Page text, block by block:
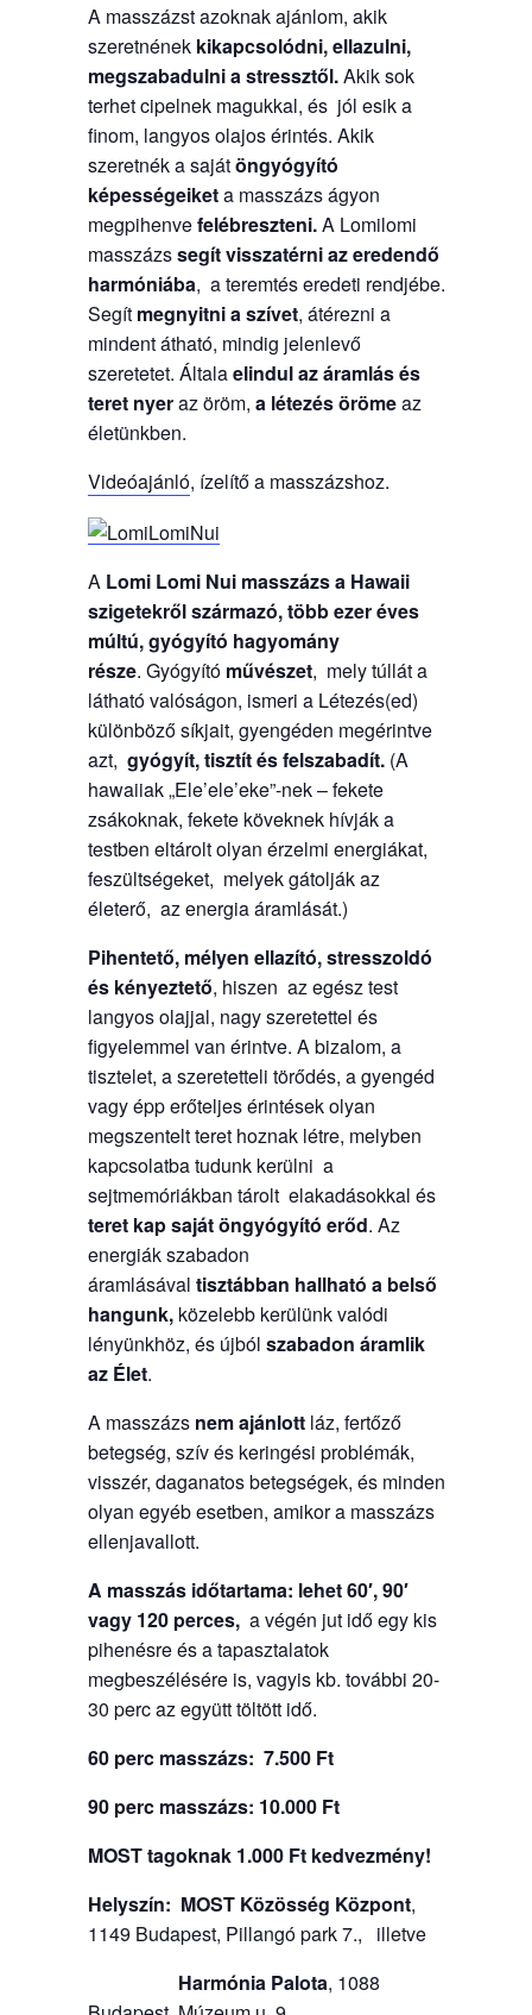
A masszázst azoknak ajánlom, akik
szeretnének kikapcsolódni, ellazulni,
megszabadulni a stressztől.Akik sok
terhet cipelnek magukkal, és jól esik a
finom, langyos olajos érintés. Akik
szeretnék a sajátöngyógyító
képességeiketa masszázs ágyon
megpihenvefelébreszteni.A Lomilomi
masszázssegít visszatérni az eredendő
harmóniába, a teremtés eredeti rendjébe.
Segít megnyitni a szívet, átérezni a
mindent átható, mindig jelenlevő
szeretetet. Általaelindul az áramlás és
teret nyeraz öröm, a létezés örömeaz
életünkben.
Videóajánló, ízelítő a masszázshoz.
A Lomi Lomi Nui masszázs a Hawaii
szigetekről származó, több ezer éves
múltú, gyógyító hagyomány
része. Gyógyító művészet, mely túllát a
látható valóságon, ismeri a Létezés(ed)
különböző síkjait, gyengéden megérintve
azt, gyógyít, tisztít és felszabadít. (A
hawaiiak „Ele’ele’eke”-nek – fekete
zsákoknak, fekete köveknek hívják a
testben eltárolt olyan érzelmi energiákat,
feszültségeket, melyek gátolják az
életerő, az energia áramlását.)
Pihentető, mélyen ellazító, stresszoldó
és kényeztető, hiszen az egész test
langyos olajjal, nagy szeretettel és
figyelemmel van érintve. A bizalom, a
tisztelet, a szeretetteli törődés, a gyengéd
vagy épp erőteljes érintések olyan
megszentelt teret hoznak létre, melyben
kapcsolatba tudunk kerülni a
sejtmemóriákban tárolt elakadásokkal és
teret kap saját öngyógyító erőd. Az
energiák szabadon
áramlásával tisztábban hallható a belső
hangunk,közelebb kerülünk valódi
lényünkhöz, és újból szabadon áramlik
az Élet.
A masszázs nem ajánlottláz, fertőző
betegség, szív és keringési problémák,
visszér, daganatos betegségek, és minden
olyan egyéb esetben, amikor a masszázs
ellenjavallott.
A masszás időtartama: lehet 60′, 90′
vagy 120 perces,a végén jut idő egy kis
pihenésre és a tapasztalatok
megbeszélésére is, vagyis kb. további 20-
30 perc az együtt töltött idő.
60 perc masszázs: 7.500 Ft
90 perc masszázs: 10.000 Ft
MOST tagoknak 1.000 Ft kedvezmény!
Helyszín: MOST Közösség Központ,
1149 Budapest, Pillangó park 7., illetve
Harmónia Palota, 1088